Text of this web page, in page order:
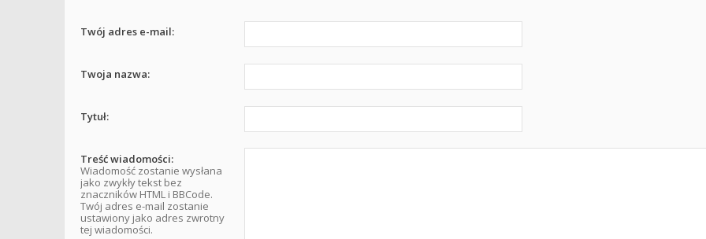
Twój adres e-mail:
Twoja nazwa:
Tytuł:
Treść wiadomości:
Wiadomość zostanie wysłana
jako zwykły tekst bez
znaczników HTML i BBCode.
Twój adres e-mail zostanie
ustawiony jako adres zwrotny
tej wiadomości.